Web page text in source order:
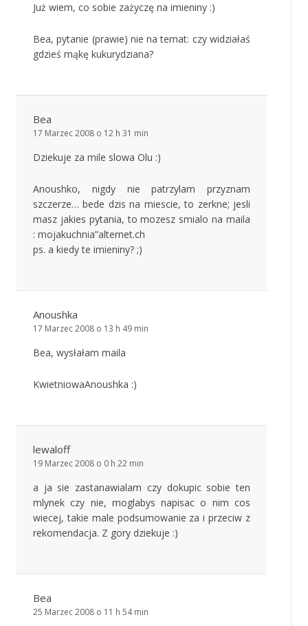
Już wiem, co sobie zażyczę na imieniny :)
Bea, pytanie (prawie) nie na temat: czy widziałaś
gdzieś mąkę kukurydziana?
Bea
17 Marzec 2008 o 12 h 31 min
Dziekuje za mile slowa Olu :)
Anoushko, nigdy nie patrzylam przyznam
szczerze… bede dzis na miescie, to zerkne; jesli
masz jakies pytania, to mozesz smialo na maila
: mojakuchnia”alternet.ch
ps. a kiedy te imieniny? ;)
Anoushka
17 Marzec 2008 o 13 h 49 min
Bea, wysłałam maila
KwietniowaAnoushka :)
lewaloff
19 Marzec 2008 o 0 h 22 min
a ja sie zastanawialam czy dokupic sobie ten
mlynek czy nie, moglabys napisac o nim cos
wiecej, takie male podsumowanie za i przeciw z
rekomendacja. Z gory dziekuje :)
Bea
25 Marzec 2008 o 11 h 54 min